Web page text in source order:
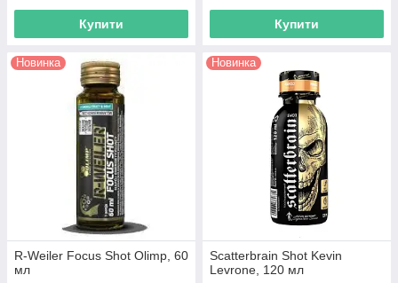
Купити Купити
Новинка
R-Weiler Focus Shot Olimp, 60
мл
Новинка
Scatterbrain Shot Kevin
Levrone, 120 мл